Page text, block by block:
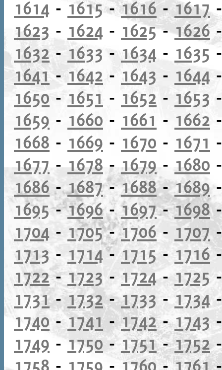
1614 - 1615-1616- 1617
1623 - 1624 - 1625-1626
1632 -1633 - 1634 - 1635
1641- 1642 - 1643 - 1644
1650 - 1651 - 1652 - 1653
1659 - 1660 - 1661 - 1662
1668 - 1669 - 1670 - 1671
1677 - 1678 - 1679 - 1680
1686 -1687-1688-1689
1695-1696- 1697-1698
1704 - 1705-1706 - 1707
1713 - 1714- 1715-1716
1722-1723 - 1724-1725
1731-1732-1733 - 1734
1740 -1741-1742-1743
1749 -1750-1751-1752
1758 - 1759 -1760-1761